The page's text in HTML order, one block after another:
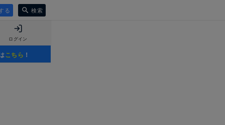
る 検索
ログイン
こちら ！